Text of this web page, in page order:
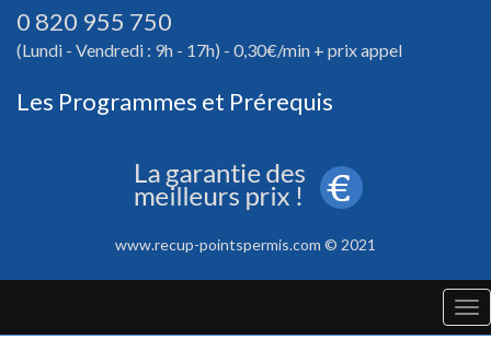
0 820 955 750
(Lundi - Vendredi : 9h - 17h) - 0,30€/min + prix appel
Les Programmes et Prérequis
www.recup-pointspermis.com © 2021